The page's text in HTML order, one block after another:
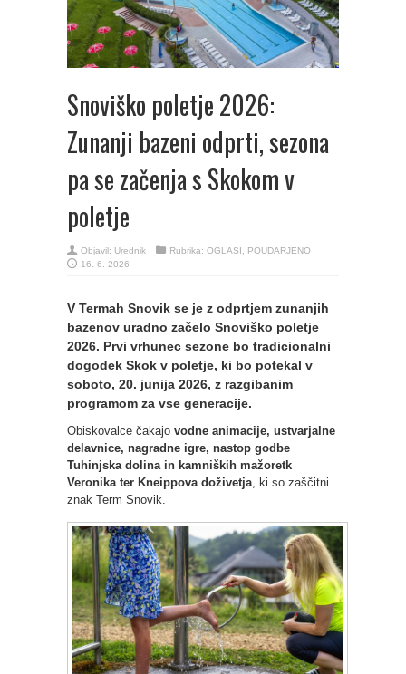
Snoviško poletje 2026:
Zunanji bazeni odprti, sezona
pa se začenja s Skokom v
poletje
Objavil: Urednik Rubrika: OGLASI
POUDARJENO
16. 6. 2026
V Termah Snovik se je z odprtjem zunanjih
bazenov uradno začelo Snoviško poletje
2026. Prvi vrhunec sezone bo tradicionalni
dogodek Skok v poletje, ki bo potekal v
soboto, 20. junija 2026, z razgibanim
programom za vse generacije.
Obiskovalce čakajo vodne animacije, ustvarjalne
delavnice, nagradne igre, nastop godbe
Tuhinjska dolina in kamniških mažoretk
Veronika ter Kneippova doživetja , ki so zaščitni
znak Term Snovik.